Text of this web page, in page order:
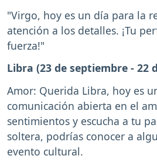
"Virgo, hoy es un día para la
atención a los detalles. ¡Tu
fuerza!"
Libra (23 de septiembre - 22
Amor: Querida Libra, hoy es
comunicación abierta en el
sentimientos y escucha a tu
soltera, podrías conocer a
evento cultural.